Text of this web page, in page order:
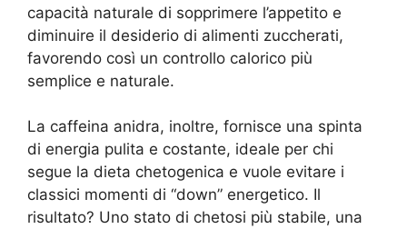
capacità naturale di sopprimere l’appetito e
diminuire il desiderio di alimenti zuccherati,
favorendo così un controllo calorico più
semplice e naturale.
La caffeina anidra, inoltre, fornisce una spinta
di energia pulita e costante, ideale per chi
segue la dieta chetogenica e vuole evitare i
classici momenti di “down” energetico. Il
risultato? Uno stato di chetosi più stabile, una